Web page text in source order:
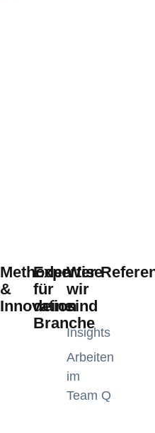
Methoden
&
Innovation
Expertise
für
deine
Branche
Wer
wir
sind
Insights
Arbeiten
im
Team Q